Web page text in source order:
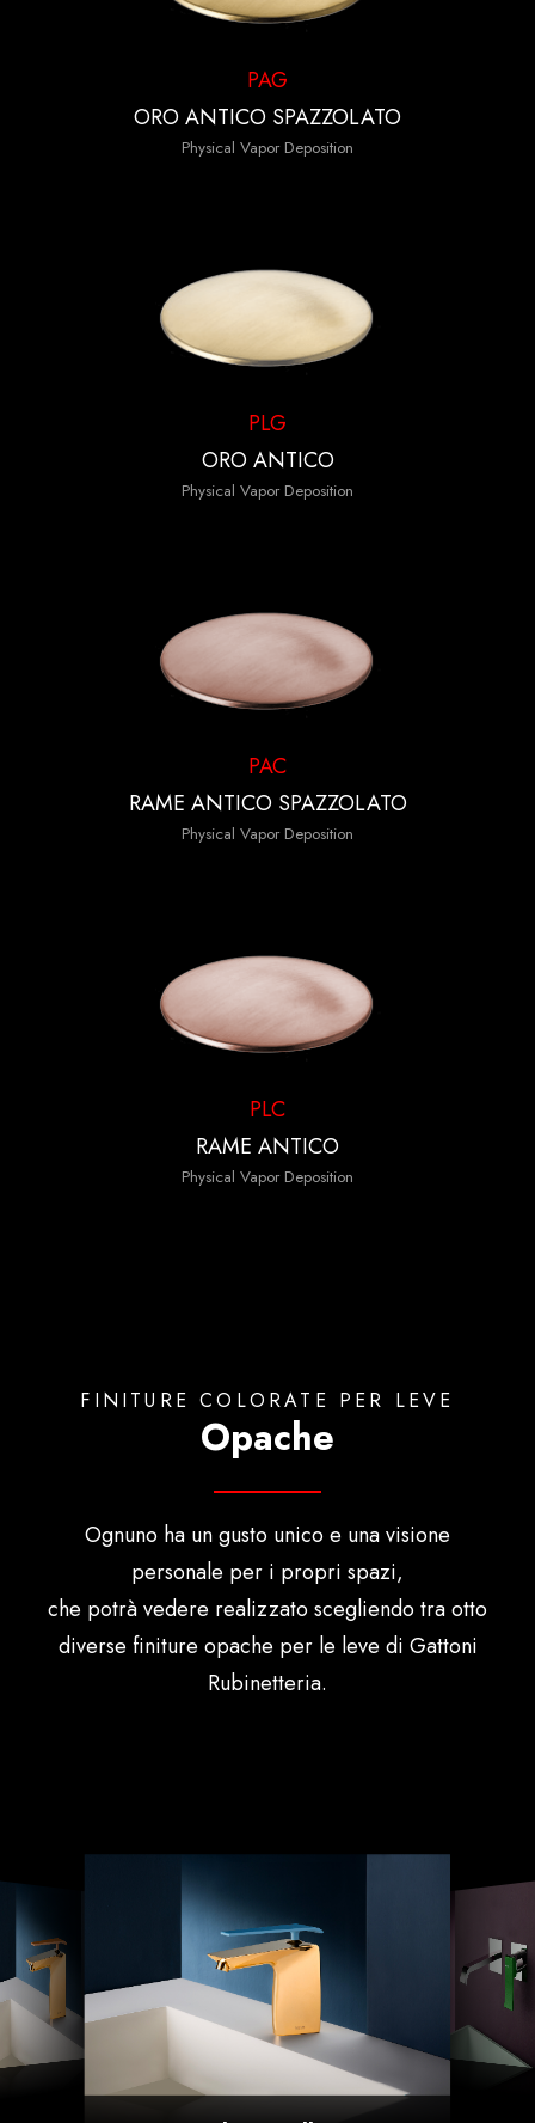
PAG
ORO ANTICO SPAZZOLATO
Physical Vapor Deposition
PLG
ORO ANTICO
Physical Vapor Deposition
PAC
RAME ANTICO SPAZZOLATO
Physical Vapor Deposition
PLC
RAME ANTICO
Physical Vapor Deposition
FINITURE COLORATE PER LEVE
Opache
Ognuno ha un gusto unico e una visione
personale per i propri spazi,
che potrà vedere realizzato scegliendo tra otto
diverse finiture opache per le leve di Gattoni
Rubinetteria.